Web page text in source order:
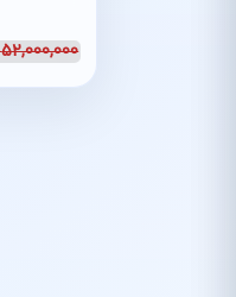
52,000,000